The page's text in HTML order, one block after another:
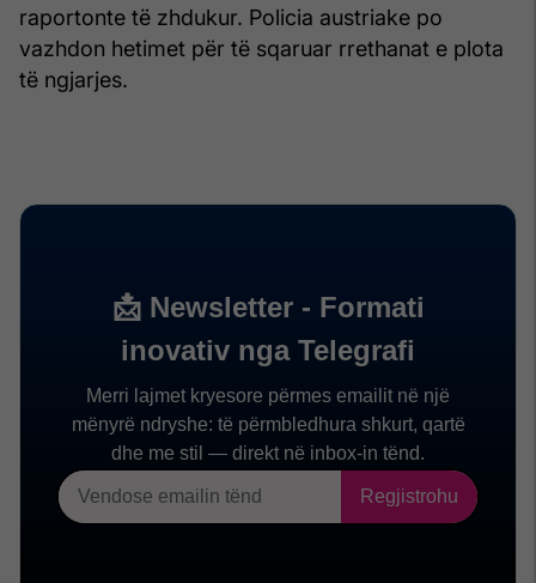
raportonte të zhdukur. Policia austriake po
vazhdon hetimet për të sqaruar rrethanat e plota
të ngjarjes.